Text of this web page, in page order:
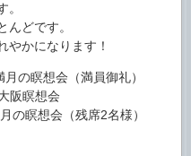
。
んどです。
やかになります！
の瞑想会（満員御礼）
阪瞑想会
の瞑想会（残席2名様）